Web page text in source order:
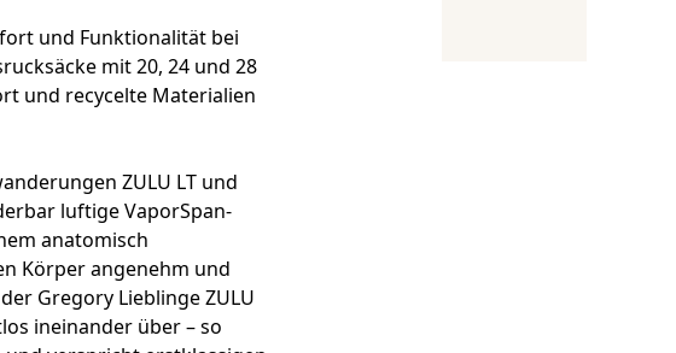
und Funktionalität bei
mit 20, 24 und 28
und recycelte Materialien
ZULU LT und
luftige VaporSpan-
anatomisch
Körper angenehm und
Gregory Lieblinge ZULU
ineinander über – so